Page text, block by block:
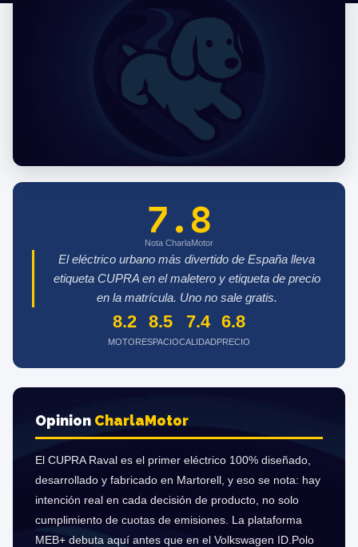
7.8
Nota CharlaMotor
El eléctrico urbano más divertido de España lleva
etiqueta CUPRA en el maletero y etiqueta de precio
en la matrícula. Uno no sale gratis.
8.2
MOTOR
8.5
ESPACIO
7.4
CALIDAD
6.8
PRECIO
Opinion CharlaMotor
El CUPRA Raval es el primer eléctrico 100% diseñado,
desarrollado y fabricado en Martorell, y eso se nota: hay
intención real en cada decisión de producto, no solo
cumplimiento de cuotas de emisiones. La plataforma
MEB+ debuta aquí antes que en el Volkswagen ID.Polo